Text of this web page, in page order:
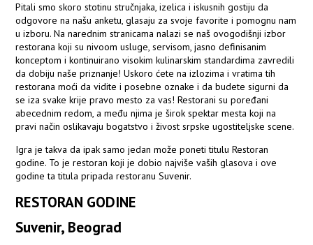
Pitali smo skoro stotinu stručnjaka, izelica i iskusnih gostiju da
odgovore na našu anketu, glasaju za svoje favorite i pomognu nam
u izboru. Na narednim stranicama nalazi se naš ovogodišnji izbor
restorana koji su nivoom usluge, servisom, jasno definisanim
konceptom i kontinuirano visokim kulinarskim standardima zavredili
da dobiju naše priznanje! Uskoro ćete na izlozima i vratima tih
restorana moći da vidite i posebne oznake i da budete sigurni da
se iza svake krije pravo mesto za vas! Restorani su poređani
abecednim redom, a među njima je širok spektar mesta koji na
pravi način oslikavaju bogatstvo i živost srpske ugostiteljske scene.
Igra je takva da ipak samo jedan može poneti titulu Restoran
godine. To je restoran koji je dobio najviše vaših glasova i ove
godine ta titula pripada restoranu Suvenir.
RESTORAN GODINE
Suvenir, Beograd